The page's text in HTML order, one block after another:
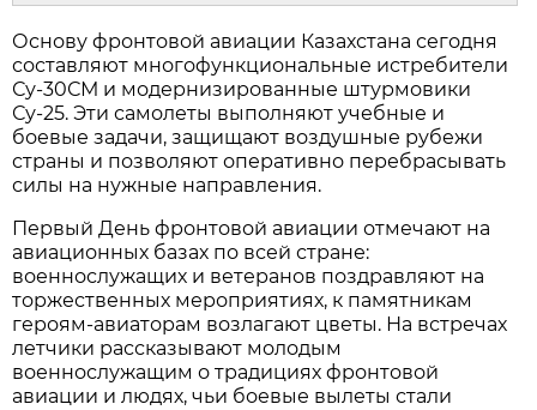
Основу фронтовой авиации Казахстана сегодня
составляют многофункциональные истребители
Су‑30СМ и модернизированные штурмовики
Су‑25. Эти самолеты выполняют учебные и
боевые задачи, защищают воздушные рубежи
страны и позволяют оперативно перебрасывать
силы на нужные направления.
Первый День фронтовой авиации отмечают на
авиационных базах по всей стране:
военнослужащих и ветеранов поздравляют на
торжественных мероприятиях, к памятникам
героям‑авиаторам возлагают цветы. На встречах
летчики рассказывают молодым
военнослужащим о традициях фронтовой
авиации и людях, чьи боевые вылеты стали